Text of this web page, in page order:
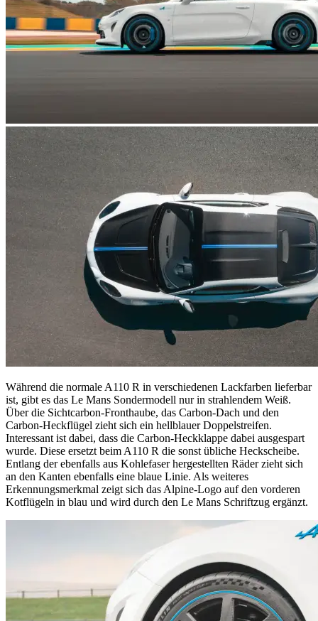
Während die normale A110 R in verschiedenen Lackfarben lieferbar
ist, gibt es das Le Mans Sondermodell nur in strahlendem Weiß.
Über die Sichtcarbon-Fronthaube, das Carbon-Dach und den
Carbon-Heckflügel zieht sich ein hellblauer Doppelstreifen.
Interessant ist dabei, dass die Carbon-Heckklappe dabei ausgespart
wurde. Diese ersetzt beim A110 R die sonst übliche Heckscheibe.
Entlang der ebenfalls aus Kohlefaser hergestellten Räder zieht sich
an den Kanten ebenfalls eine blaue Linie. Als weiteres
Erkennungsmerkmal zeigt sich das Alpine-Logo auf den vorderen
Kotflügeln in blau und wird durch den Le Mans Schriftzug ergänzt.